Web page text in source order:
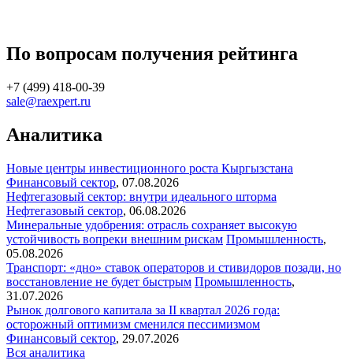
По вопросам получения рейтинга
+7 (499) 418-00-39
sale@raexpert.ru
Аналитика
Новые центры инвестиционного роста Кыргызстана
Финансовый сектор, 07.08.2026
Нефтегазовый сектор: внутри идеального шторма
Нефтегазовый сектор, 06.08.2026
Минеральные удобрения: отрасль сохраняет высокую
устойчивость вопреки внешним рискам Промышленность,
05.08.2026
Транспорт: «дно» ставок операторов и стивидоров позади, но
восстановление не будет быстрым Промышленность,
31.07.2026
Рынок долгового капитала за II квартал 2026 года:
осторожный оптимизм сменился пессимизмом
Финансовый сектор, 29.07.2026
Вся аналитика